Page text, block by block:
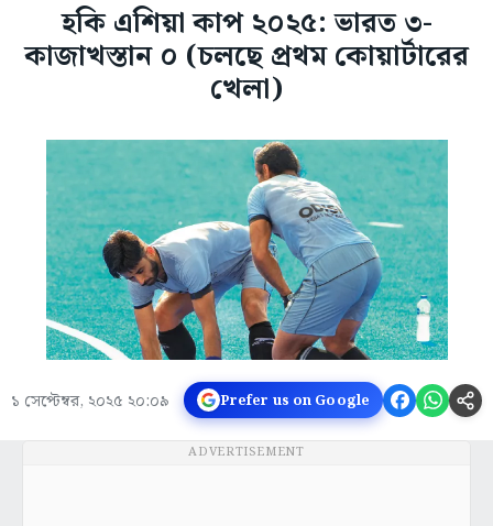
হকি এশিয়া কাপ ২০২৫: ভারত ৩-
কাজাখস্তান ০ (চলছে প্রথম কোয়ার্টারের
খেলা)
১ সেপ্টেম্বর, ২০২৫ ২০:০৯ Prefer us on Google
ADVERTISEMENT